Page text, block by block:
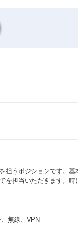
担うポジションです。基
を担当いただきます。時
無線、VPN